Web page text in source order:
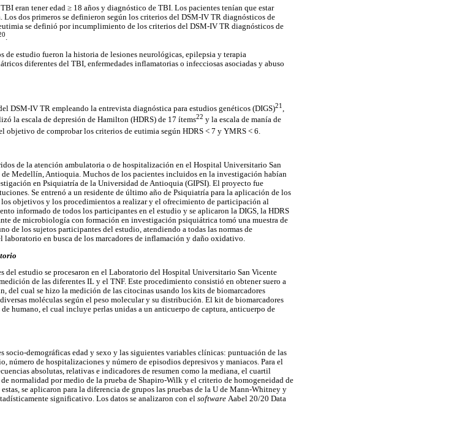
eran tener edad ≥ 18 años y diagnóstico de TBI. Los pacientes tenían que estar
dos primeros se definieron según los criterios del DSM-IV TR diagnósticos de
se definió por incumplimiento de los criterios del DSM-IV TR diagnósticos de
.
de estudio fueron la historia de lesiones neurológicas, epilepsia y terapia
diferentes del TBI, enfermedades inflamatorias o infecciosas asociadas y abuso
DSM-IV TR empleando la entrevista diagnóstica para estudios genéticos (DIGS)21,
la escala de depresión de Hamilton (HDRS) de 17 ítems22 y la escala de manía de
objetivo de comprobar los criterios de eutimia según HDRS < 7 y YMRS < 6.
de la atención ambulatoria o de hospitalización en el Hospital Universitario San
Medellín, Antioquia. Muchos de los pacientes incluidos en la investigación habían
en Psiquiatría de la Universidad de Antioquia (GIPSI). El proyecto fue
Se entrenó a un residente de último año de Psiquiatría para la aplicación de los
objetivos y los procedimientos a realizar y el ofrecimiento de participación al
informado de todos los participantes en el estudio y se aplicaron la DIGS, la HDRS
de microbiología con formación en investigación psiquiátrica tomó una muestra de
de los sujetos participantes del estudio, atendiendo a todas las normas de
laboratorio en busca de los marcadores de inflamación y daño oxidativo.
del estudio se procesaron en el Laboratorio del Hospital Universitario San Vicente
de las diferentes IL y el TNF. Este procedimiento consistió en obtener suero a
del cual se hizo la medición de las citocinas usando los kits de biomarcadores
moléculas según el peso molecular y su distribución. El kit de biomarcadores
humano, el cual incluye perlas unidas a un anticuerpo de captura, anticuerpo de
socio-demográficas edad y sexo y las siguientes variables clínicas: puntuación de las
número de hospitalizaciones y número de episodios depresivos y maniacos. Para el
absolutas, relativas e indicadores de resumen como la mediana, el cuartil
normalidad por medio de la prueba de Shapiro-Wilk y el criterio de homogeneidad de
se aplicaron para la diferencia de grupos las pruebas de la U de Mann-Whitney y
significativo. Los datos se analizaron con el software Aabel 20/20 Data